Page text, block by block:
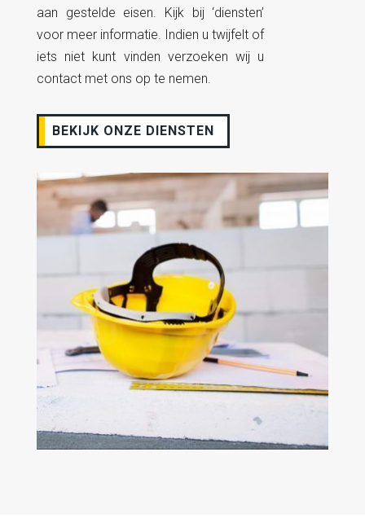
aan gestelde eisen. Kijk bij ‘diensten’
voor meer informatie. Indien u twijfelt of
iets niet kunt vinden verzoeken wij u
contact met ons op te nemen.
BEKIJK ONZE DIENSTEN